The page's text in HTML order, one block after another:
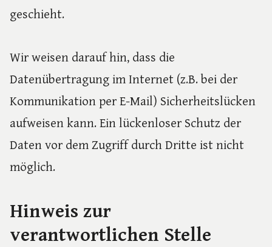
geschieht.
Wir weisen darauf hin, dass die
Datenübertragung im Internet (z.B. bei der
Kommunikation per E-Mail) Sicherheitslücken
aufweisen kann. Ein lückenloser Schutz der
Daten vor dem Zugriff durch Dritte ist nicht
möglich.
Hinweis zur
verantwortlichen Stelle